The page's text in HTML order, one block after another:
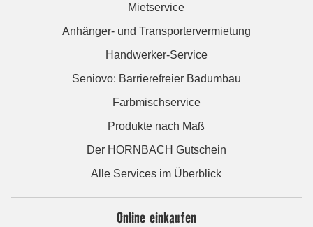
Mietservice
Anhänger- und Transportervermietung
Handwerker-Service
Seniovo: Barrierefreier Badumbau
Farbmischservice
Produkte nach Maß
Der HORNBACH Gutschein
Alle Services im Überblick
Online einkaufen